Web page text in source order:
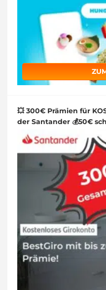
💥 300€ Prämien für
der Santander 💰50€